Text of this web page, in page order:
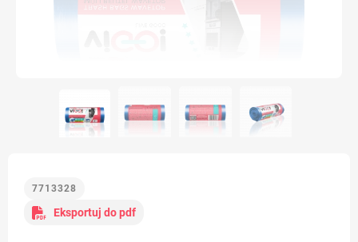
7713328
Eksportuj do pdf